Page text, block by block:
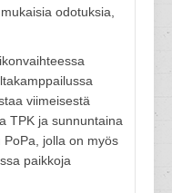
odotuksia,
viimeisestä
TPK ja sunnuntaina
jolla on myös
paikkoja